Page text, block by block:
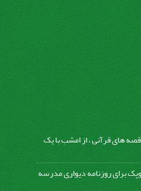
های قرآنی ، از امشب با یک
برای روزنامه دیواری مدرسه